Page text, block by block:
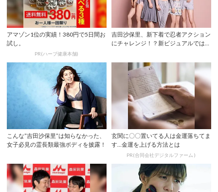
アマゾン1位の実績！380円で5日間お
試し。
PR(ハーブ健康本舗)
吉田沙保里、新下着で忍者アクション
にチャレンジ！？新ビジュアルでは健
こんな”吉田沙保里”は知らなかった、
女子必見の霊長類最強ボディを披露！
玄関に〇〇置いてる人は金運落ちてま
す…金運を上げる方法とは
PR(合同会社デジタルファーム )